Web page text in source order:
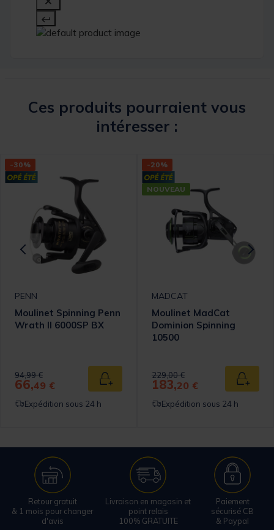
Ces produits pourraient vous
intéresser :
panier
-30%
PENN
Moulinet Spinning Penn
Wrath II 6000SP BX
Price reduced from
94,99 €to
66,49 € Ajouter au panier
Expédition sous 24 h
-20%
NOUVEAU
MADCAT
Moulinet MadCat
Dominion Spinning
10500
Price reduced from
229,00 €to
183,20 €
Expédition sous 24 h
Retour gratuit
& 1 mois pour changer
d'avis
Livraison en magasin et
point relais
100% GRATUITE
Paiement
sécurisé CB
& Paypal